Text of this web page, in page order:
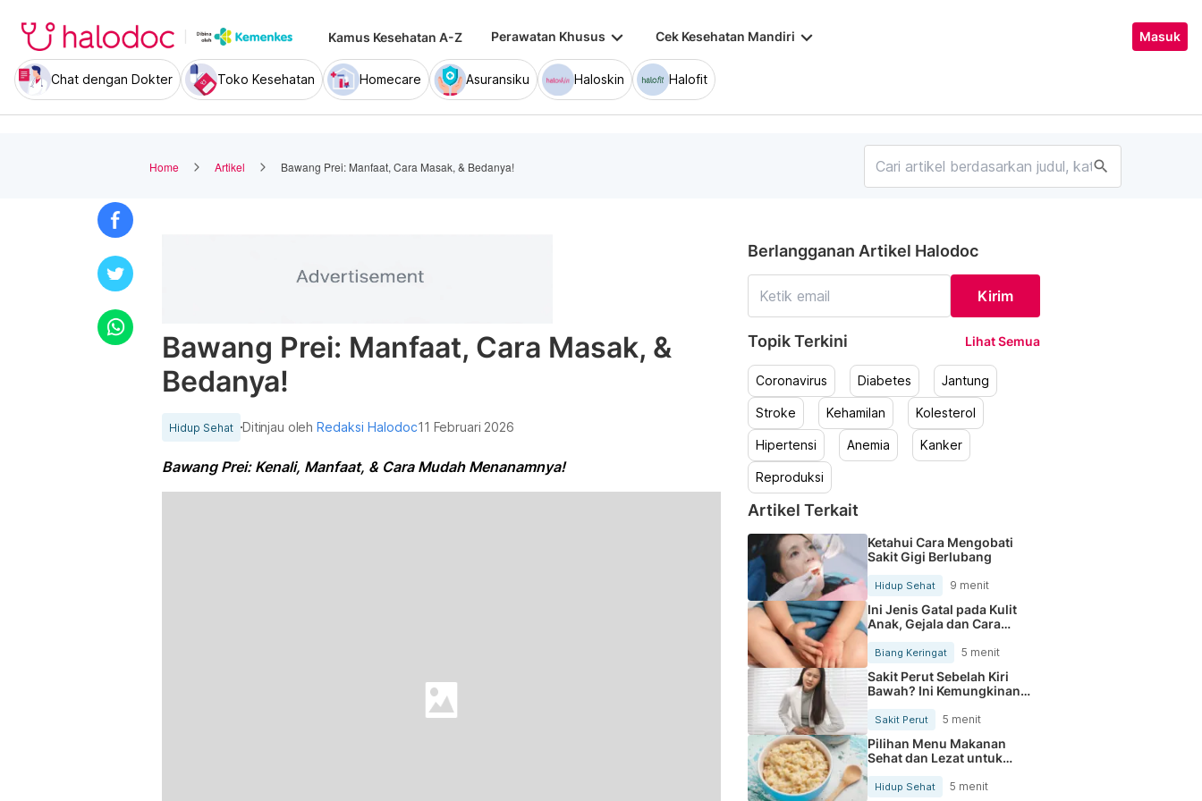
Kamus Kesehatan A-Z Perawatan Khusus keyboard_arrow_down Cek Kesehatan Mandiri keyboard_arrow_down Masuk
Chat dengan Dokter Toko Kesehatan Homecare Asuransiku Haloskin Halofit
Home Artikel Bawang Prei: Manfaat, Cara Masak, & Bedanya! search
Bawang Prei: Manfaat, Cara Masak, &
Bedanya!
Hidup Sehat Ditinjau olehRedaksi Halodoc11 Februari 2026
Bawang Prei: Kenali, Manfaat, & Cara Mudah Menanamnya!
Berlangganan Artikel Halodoc
Kirim
Topik Terkini Lihat Semua
Coronavirus Diabetes Jantung
Stroke Kehamilan Kolesterol
Hipertensi Anemia Kanker
Reproduksi
Artikel Terkait
Ketahui Cara Mengobati
Sakit Gigi Berlubang
Hidup Sehat 9 menit
Ini Jenis Gatal pada Kulit
Anak, Gejala dan Cara
Mengobatinya
Biang Keringat 5 menit
Sakit Perut Sebelah Kiri
Bawah? Ini Kemungkinan
Sakit Perut 5 menit
Pilihan Menu Makanan
Sehat dan Lezat untuk
Mengurangi Kolesterol
Hidup Sehat 5 menit